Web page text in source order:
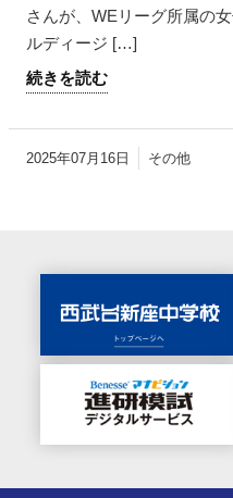
さんが、WEリーグ所属の
ルディージ […]
続きを読む
2025年07月16日 その他